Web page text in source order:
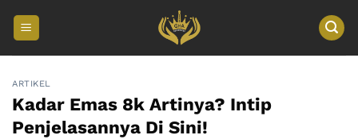
ARTIKEL
Kadar Emas 8k Artinya? Intip
Penjelasannya Di Sini!